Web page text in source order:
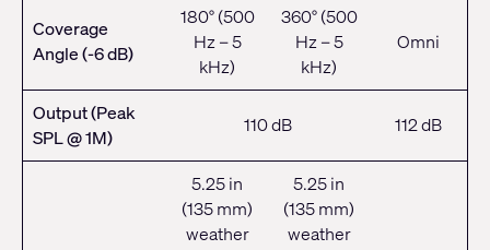
Coverage
Angle (-6 dB)
180° (500
Hz – 5
kHz)
360° (500
Hz – 5
kHz)
Omni
Output (Peak
SPL @ 1M)
110 dB 112 dB
5.25 in
(135 mm)
weather
5.25 in
(135 mm)
weather